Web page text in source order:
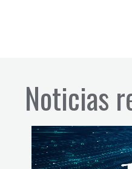
Noticias